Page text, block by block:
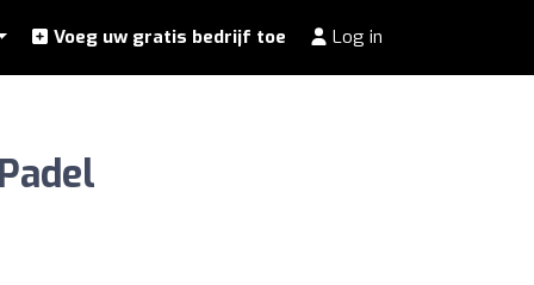
Voeg uw gratis bedrijf toe Log in